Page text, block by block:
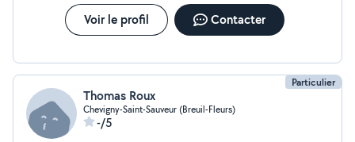
Voir le profil Contacter
Particulier
Thomas Roux
Chevigny-Saint-Sauveur (Breuil-Fleurs)
-/5